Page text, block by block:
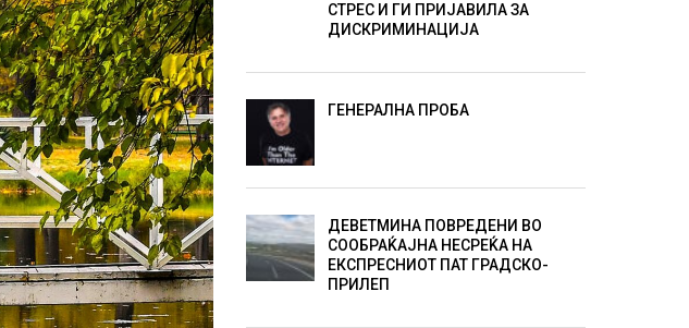
СТРЕС И ГИ ПРИЈАВИЛА ЗА
ДИСКРИМИНАЦИЈА
ГЕНЕРАЛНА ПРОБА
ДЕВЕТМИНА ПОВРЕДЕНИ ВО
СООБРАЌАЈНА НЕСРЕЌА НА
ЕКСПРЕСНИОТ ПАТ ГРАДСКО-
ПРИЛЕП